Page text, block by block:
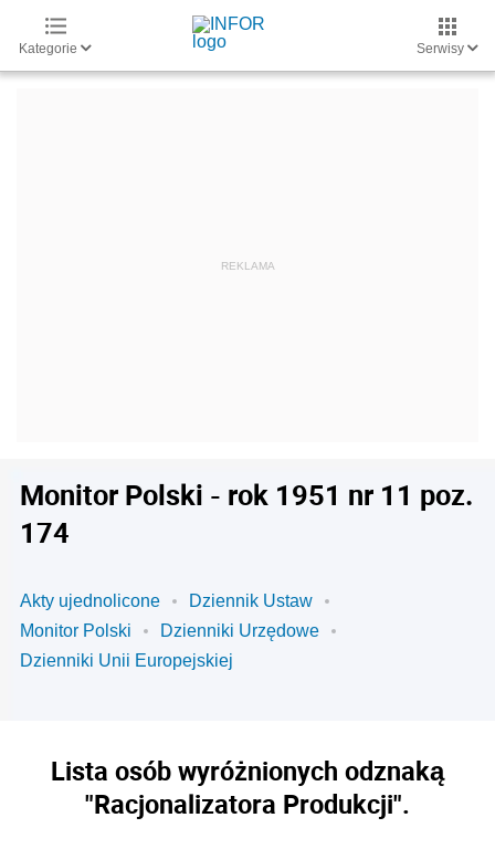
Kategorie Serwisy
Monitor Polski - rok 1951 nr 11 poz.
174
Akty ujednolicone
Dziennik Ustaw
Monitor Polski
Dzienniki Urzędowe
Dzienniki Unii Europejskiej
Lista osób wyróżnionych odznaką
"Racjonalizatora Produkcji".